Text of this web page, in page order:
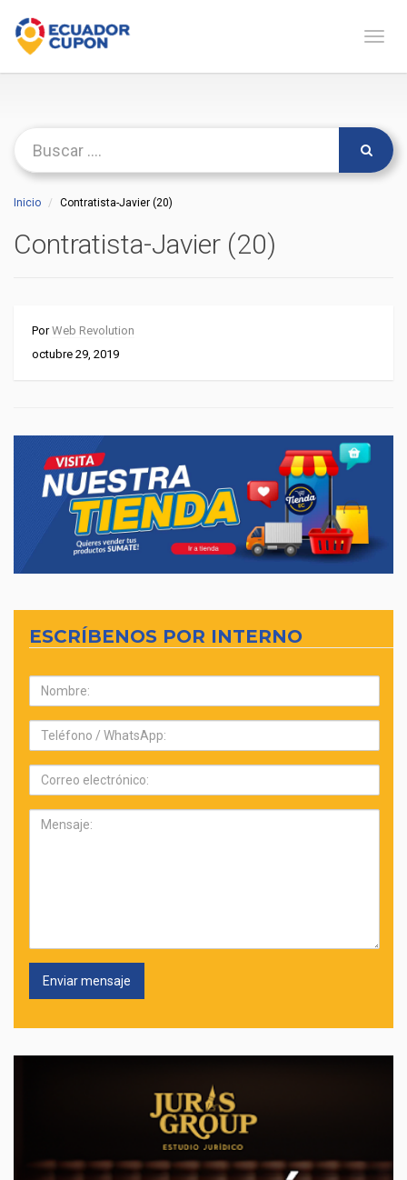
Inicio Contratista-Javier (20)
Contratista-Javier (20)
PorWeb Revolution
octubre 29, 2019
ESCRÍBENOS POR INTERNO
Nombre:
Teléfono:
Correo
electrónico:
Mensaje: